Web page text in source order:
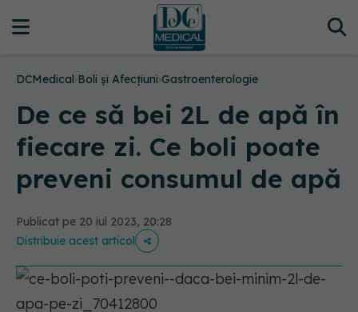
DCMedical›Boli și Afecțiuni›Gastroenterologie
De ce să bei 2L de apă în
fiecare zi. Ce boli poate
preveni consumul de apă
Publicat pe 20 iul 2023, 20:28
Distribuie acest articol